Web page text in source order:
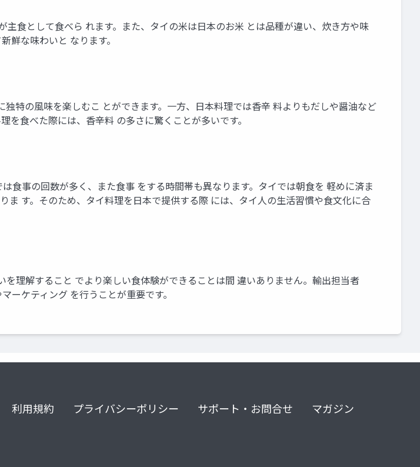
食として食べら れます。また、タイの米は日本のお米 とは品種が違い、炊き方や味
鮮な味わいと なります。
特の風味を楽しむこ とができます。一方、日本料理では香辛 料よりもだしや醤油など
食べた際には、香辛料 の多さに驚くことが多いです。
食事の回数が多く、また食事 をする時間帯も異なります。タイでは朝食を 軽めに済ま
す。そのため、タイ料理を日本で提供する際 には、タイ人の生活習慣や食文化に合
理解すること でより楽しい食体験ができることは間 違いありません。輸出担当者
ーケティング を行うことが重要です。
利用規約 プライバシーポリシー サポート・お問合せ マガジン